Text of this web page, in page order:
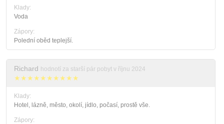
Klady:
Voda
Zápory:
Polední oběd teplejší.
Richard hodnotí za starší pár pobyt v říjnu 2024
★★★★★★★★★★
Klady:
Hotel, lázně, město, okolí, jídlo, počasí, prostě vše.
Zápory: